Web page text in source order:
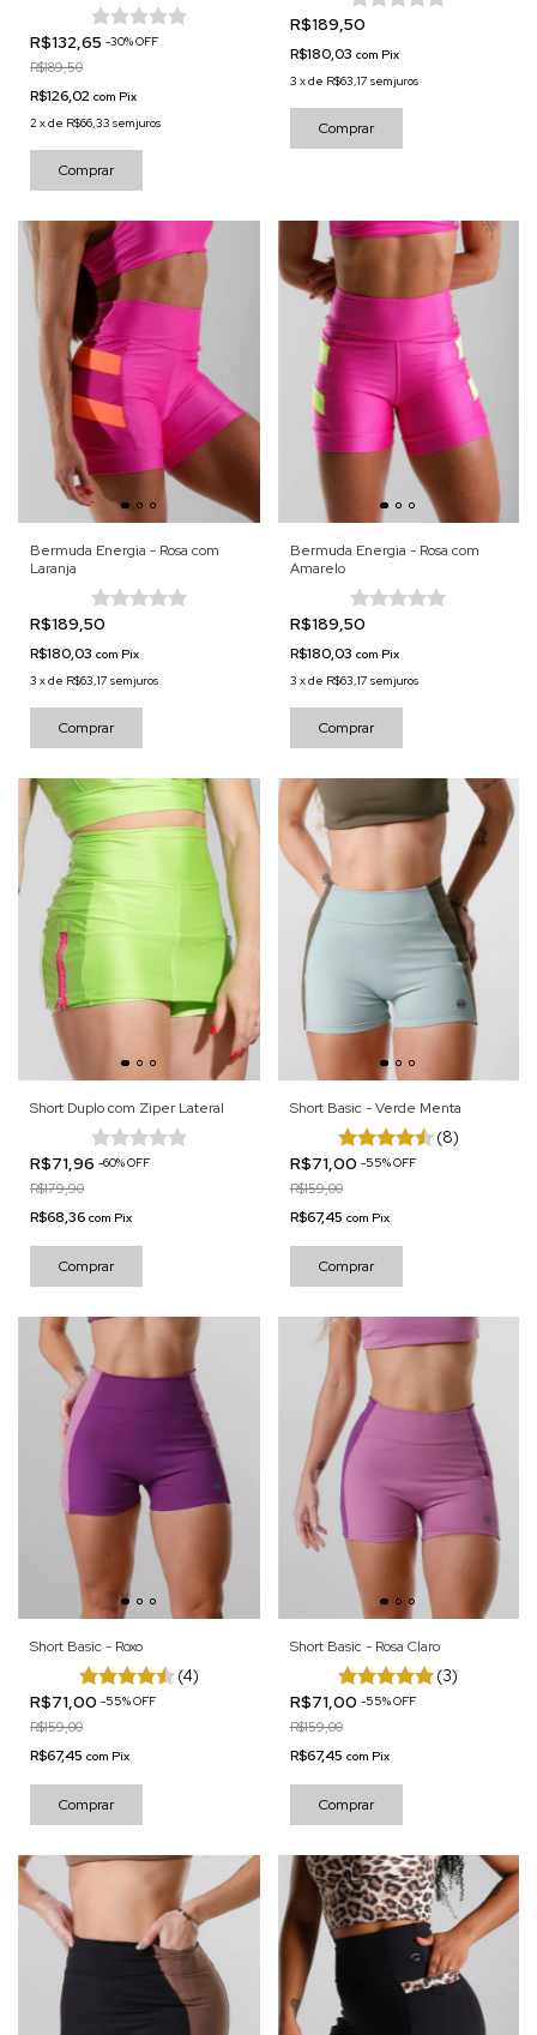
R$132,65 -30%OFF
R$189,50
R$126,02 com Pix
2 xde R$66,33 sem juros
Comprar
R$189,50
R$180,03 com Pix
3 xde R$63,17 sem juros
Comprar
Bermuda Energia - Rosa com
Laranja
R$189,50
R$180,03 com Pix
3 xde R$63,17 sem juros
Comprar
Bermuda Energia - Rosa com
Amarelo
R$189,50
R$180,03 com Pix
3 xde R$63,17 sem juros
Comprar
Short Duplo com Ziper Lateral
R$71,96 -60%OFF
R$179,90
R$68,36 com Pix
Comprar
Short Basic - Verde Menta
(8)
R$71,00 -55%OFF
R$159,00
R$67,45 com Pix
Comprar
Short Basic - Roxo
(4)
R$71,00 -55%OFF
R$159,00
R$67,45 com Pix
Comprar
Short Basic - Rosa Claro
(3)
R$71,00 -55%OFF
R$159,00
R$67,45 com Pix
Comprar